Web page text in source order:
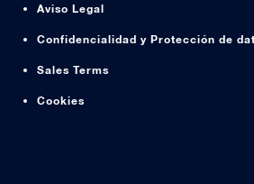
Aviso Legal
Confidencialidad y Protección de
Sales Terms
Cookies